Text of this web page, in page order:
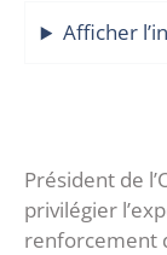
Afficher
Président de
privilégier
renforcement